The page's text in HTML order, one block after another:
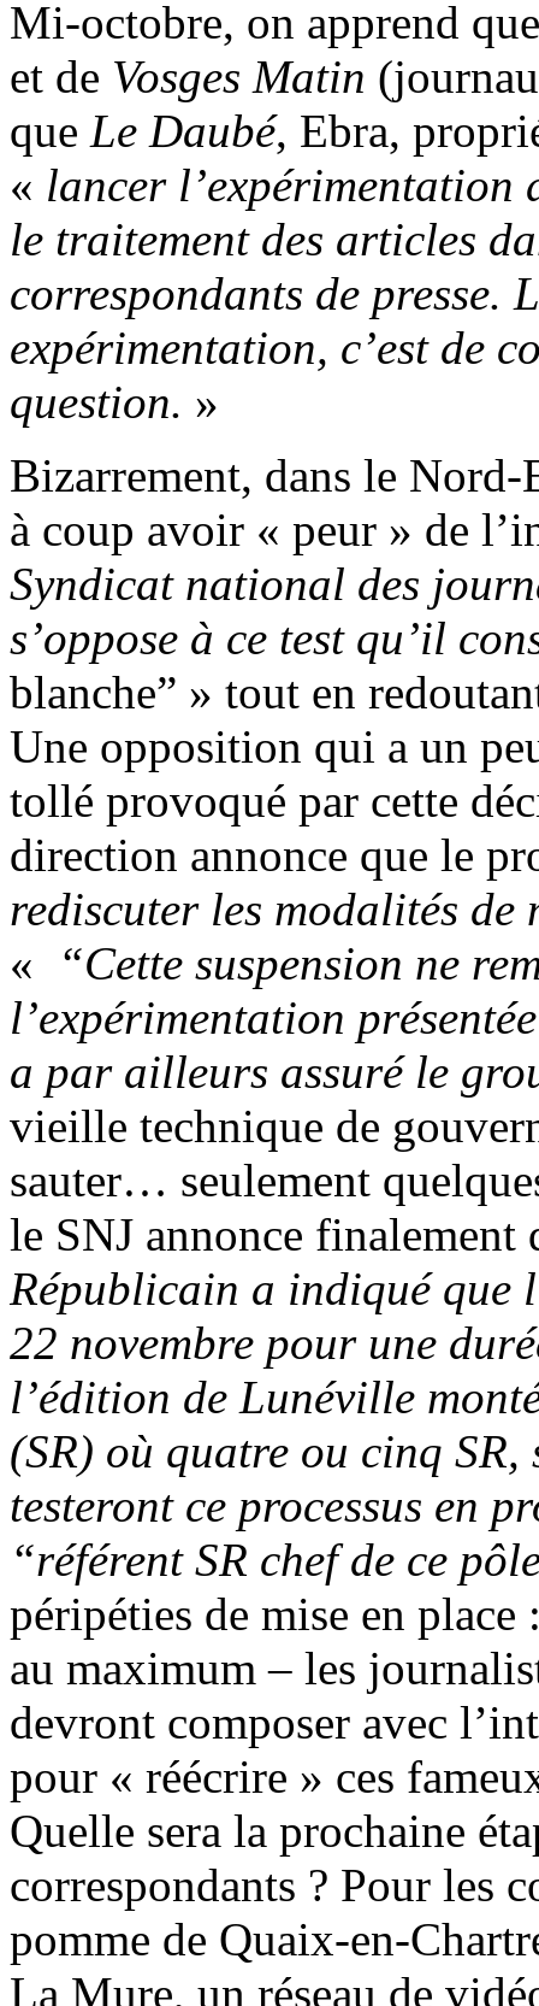
Mi-octobre, on apprend
et de Vosges Matin
que Le Daubé, Ebra,
« lancer
le traitement des articles
correspondants de presse.
expérimentation, c’est de
question. »
Bizarrement, dans le
à coup avoir « peur » de
Syndicat national des
s’oppose à ce test qu’il
blanche” » tout en
Une opposition qui a un
tollé provoqué par cette
direction annonce que le
rediscuter les modalités de
«
“Cette suspension ne
l’expérimentation
a par ailleurs assuré le
vieille technique de
sauter… seulement
le SNJ annonce finalement
Républicain a indiqué que
22 novembre pour une
l’édition de Lunéville
(SR) où quatre ou cinq
testeront ce processus en
“référent SR chef de ce
péripéties de mise en
au maximum – les
devront composer avec
pour « réécrire » ces
Quelle sera la prochaine
correspondants ? Pour les
pomme de Quaix-en-
La Mure, un réseau de